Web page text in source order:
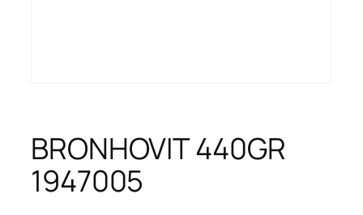
BRONHOVIT 440GR
1947005